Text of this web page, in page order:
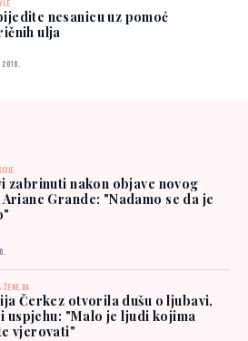
nesanicu uz pomoć
ulja
zabrinuti nakon objave novog
Grande: "Nadamo se da je
ŽENE.BA
Čerkez otvorila dušu o ljubavi,
uspjehu: "Malo je ljudi kojima
vjerovati"